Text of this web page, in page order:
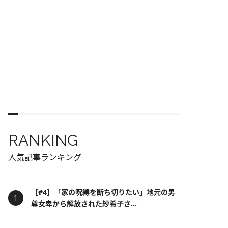
RANKING
人気記事ランキング
【#4】「家の呪縛を断ち切りたい」地元の男
尊女卑から解放された紗希子さ...